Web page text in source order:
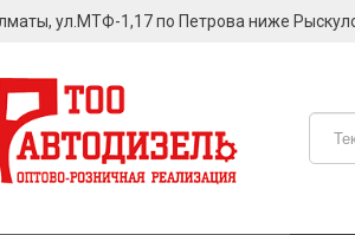
ул.МТФ-1,17 по Петрова ниже